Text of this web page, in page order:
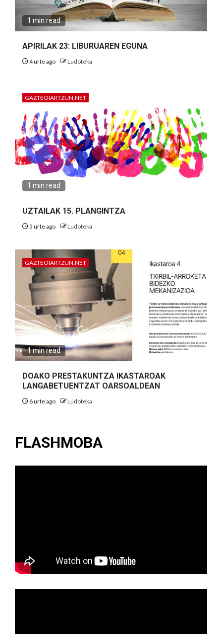
1 min read
APIRILAK 23: LIBURUAREN EGUNA
4 urte ago Ludoteka
GAZTEOIARTZUN.NET
1 min read
UZTAILAK 15. PLANGINTZA
5 urte ago Ludoteka
GAZTEOIARTZUN.NET
1 min read
DOAKO PRESTAKUNTZA IKASTAROAK
LANGABETUENTZAT OARSOALDEAN
6 urte ago Ludoteka
FLASHMOBA